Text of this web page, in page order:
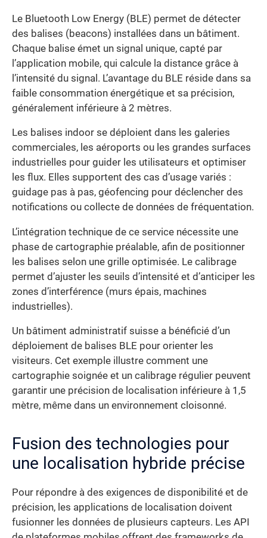
Le Bluetooth Low Energy (BLE) permet de détecter
des balises (beacons) installées dans un bâtiment.
Chaque balise émet un signal unique, capté par
l’application mobile, qui calcule la distance grâce à
l’intensité du signal. L’avantage du BLE réside dans sa
faible consommation énergétique et sa précision,
généralement inférieure à 2 mètres.
Les balises indoor se déploient dans les galeries
commerciales, les aéroports ou les grandes surfaces
industrielles pour guider les utilisateurs et optimiser
les flux. Elles supportent des cas d’usage variés :
guidage pas à pas, géofencing pour déclencher des
notifications ou collecte de données de fréquentation.
L’intégration technique de ce service nécessite une
phase de cartographie préalable, afin de positionner
les balises selon une grille optimisée. Le calibrage
permet d’ajuster les seuils d’intensité et d’anticiper les
zones d’interférence (murs épais, machines
industrielles).
Un bâtiment administratif suisse a bénéficié d’un
déploiement de balises BLE pour orienter les
visiteurs. Cet exemple illustre comment une
cartographie soignée et un calibrage régulier peuvent
garantir une précision de localisation inférieure à 1,5
mètre, même dans un environnement cloisonné.
Fusion des technologies pour
une localisation hybride précise
Pour répondre à des exigences de disponibilité et de
précision, les applications de localisation doivent
fusionner les données de plusieurs capteurs. Les API